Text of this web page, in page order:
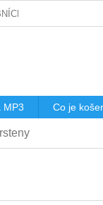
ÚDAJŮ
MP3 Co je